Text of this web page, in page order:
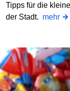
Tipps für die
der Stadt. mehr